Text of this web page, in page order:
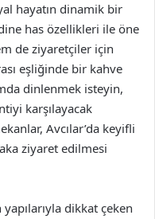
hayatın dinamik bir
has özellikleri ile öne
de ziyaretçiler için
eşliğinde bir kahve
dinlenmek isteyin,
karşılayacak
Avcılar’da keyifli
ziyaret edilmesi
dikkat çeken